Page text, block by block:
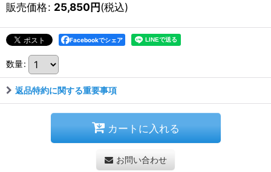
販売価格: 25,850円(税込)
Facebookでシェア
数量:
返品特約に関する重要事項
カートに入れる
お問い合わせ